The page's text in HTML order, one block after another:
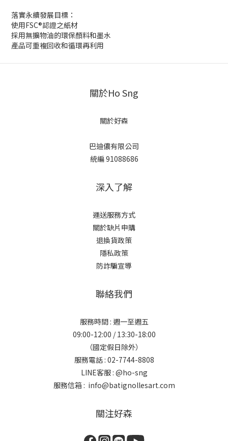
落實永續發展目標：
使用FSC®認證之紙材
採用無擴物油的環保顏料和墨水
產品可重複回收和循環再利用
關於Ho Sng
關於好森
巴迪儂有限公司
統編 91088686
深入了解
運送服務方式
關於缺片申購
退換貨政策
隱私政策
防詐騙宣導
聯絡我們
服務時間 : 週一至週五
09:00-12:00 / 13:30-18:00
（國定假日除外）
服務電話 : 02-7744-8808
LINE客服 : @ho-sng
服務信箱 : info@batignollesart.com
關注好森